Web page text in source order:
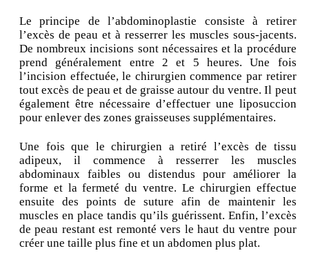
Le principe de l’abdominoplastie consiste à retirer
l’excès de peau et à resserrer les muscles sous-jacents.
De nombreux incisions sont nécessaires et la procédure
prend généralement entre 2 et 5 heures. Une fois
l’incision effectuée, le chirurgien commence par retirer
tout excès de peau et de graisse autour du ventre. Il peut
également être nécessaire d’effectuer une liposuccion
pour enlever des zones graisseuses supplémentaires.
Une fois que le chirurgien a retiré l’excès de tissu
adipeux, il commence à resserrer les muscles
abdominaux faibles ou distendus pour améliorer la
forme et la fermeté du ventre. Le chirurgien effectue
ensuite des points de suture afin de maintenir les
muscles en place tandis qu’ils guérissent. Enfin, l’excès
de peau restant est remonté vers le haut du ventre pour
créer une taille plus fine et un abdomen plus plat.